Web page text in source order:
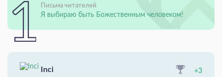
Письма читателей
Я выбираю быть Божественным человеком!
Inci +3